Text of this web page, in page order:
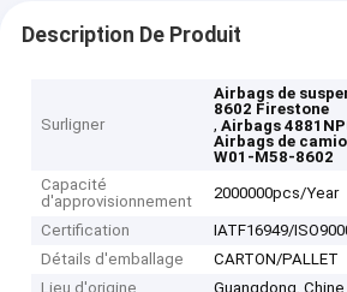
Description De Produit
Surligner
Airbags de
8602 Firestone
,Airbags
Airbags de
W01-M58-8602
Capacité
d'approvisionnement
2000000pcs/Year
Certification
IATF16949/
Détails d'emballage
CARTON/PALLET
Lieu d'origine
Guangdong, Chine